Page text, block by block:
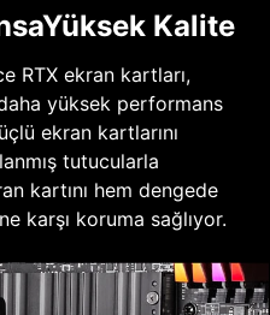
Kalite
RTX ekran kartları,
yüksek performans
ekran kartlarını
tutucularla
kartını hem dengede
karşı koruma sağlıyor.